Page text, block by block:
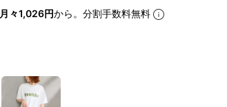
月々1,026円から。分割手数料無料